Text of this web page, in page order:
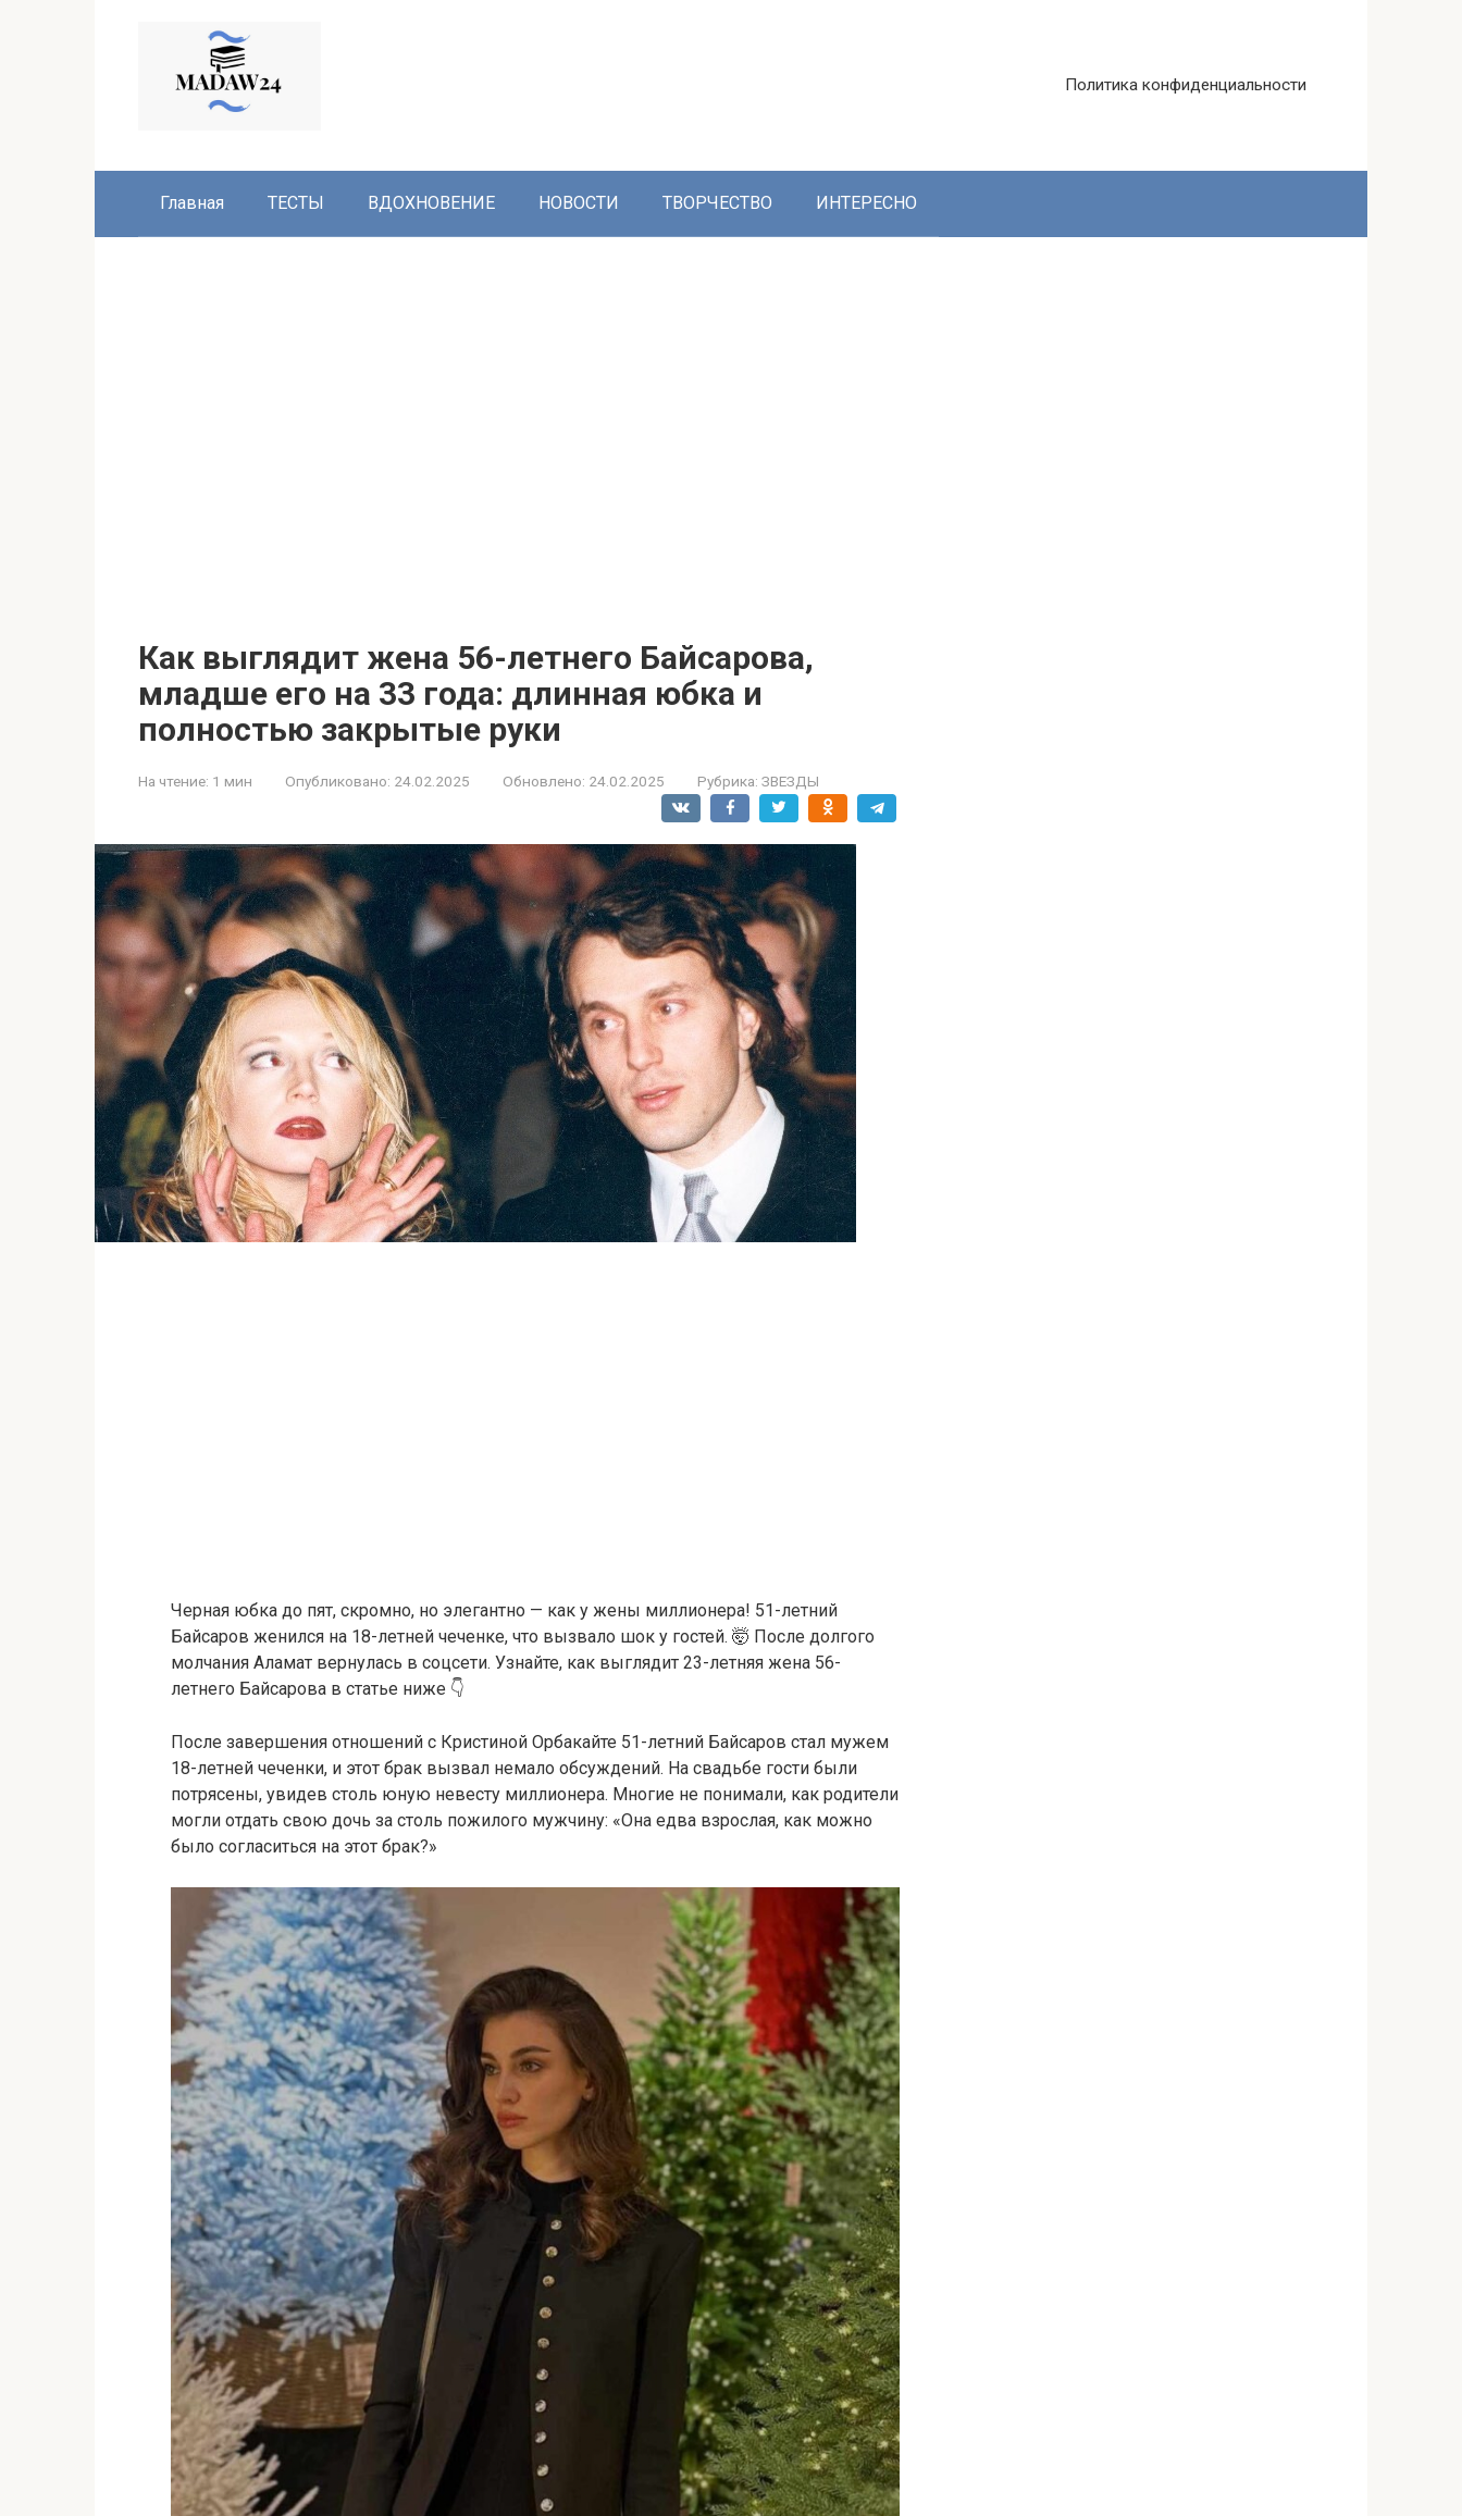
Политика конфиденциальности
Главная ТЕСТЫ ВДОХНОВЕНИЕ НОВОСТИ ТВОРЧЕСТВО ИНТЕРЕСНО
Как выглядит жена 56-летнего Байсарова,
младше его на 33 года: длинная юбка и
полностью закрытые руки
На чтение: 1 мин Опубликовано: 24.02.2025 Обновлено: 24.02.2025 Рубрика: ЗВЕЗДЫ
Черная юбка до пят, скромно, но элегантно — как у жены миллионера! 51-летний
Байсаров женился на 18-летней чеченке, что вызвало шок у гостей. 🤯 После долгого
молчания Аламат вернулась в соцсети. Узнайте, как выглядит 23-летняя жена 56-
летнего Байсарова в статье ниже 👇
После завершения отношений с Кристиной Орбакайте 51-летний Байсаров стал мужем
18-летней чеченки, и этот брак вызвал немало обсуждений. На свадьбе гости были
потрясены, увидев столь юную невесту миллионера. Многие не понимали, как родители
могли отдать свою дочь за столь пожилого мужчину: «Она едва взрослая, как можно
было согласиться на этот брак?»